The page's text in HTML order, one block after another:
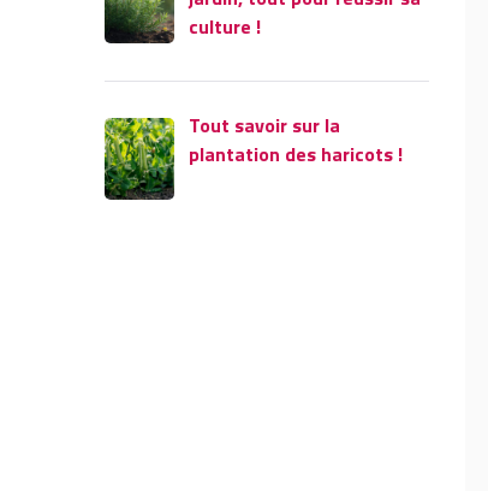
culture !
Tout savoir sur la
plantation des haricots !